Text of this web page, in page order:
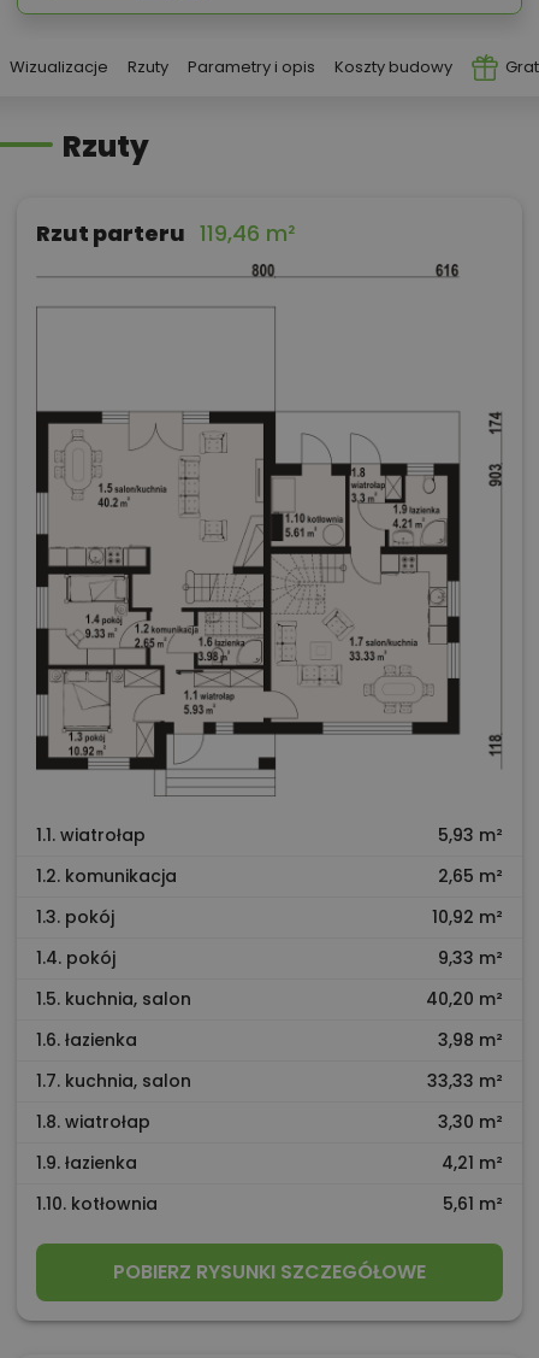
Wizualizacje Rzuty Parametry i opis Koszty budowy
Rzuty
Rzut parteru 119,46 m²
1.1. wiatrołap
5,93 m²
1.2. komunikacja
2,65 m²
1.3. pokój
10,92 m²
1.4. pokój
9,33 m²
1.5. kuchnia, salon
40,20 m²
1.6. łazienka
3,98 m²
1.7. kuchnia, salon
33,33 m²
1.8. wiatrołap
3,30 m²
1.9. łazienka
4,21 m²
1.10. kotłownia
5,61 m²
POBIERZ RYSUNKI SZCZEGÓŁOWE